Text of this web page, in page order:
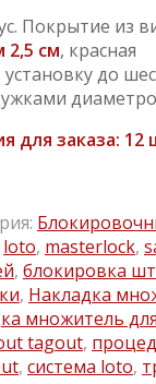
Покрытие из
2,5 см, красная
установку до
для заказа: 12
loto, masterlock,
, блокировка
, Накладка
множитель
tagout,
, система loto,